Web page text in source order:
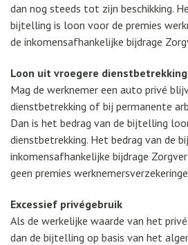
dan nog steeds tot zijn beschikking.
bijtelling is loon voor de premies
de inkomensafhankelijke bijdrage
Loon uit vroegere dienstbetrekking
Mag de werknemer een auto privé
dienstbetrekking of bij permanente
Dan is het bedrag van de bijtelling
dienstbetrekking. Het bedrag van de
inkomensafhankelijke bijdrage
geen premies
Excessief privégebruik
Als de werkelijke waarde van het
dan de bijtelling op basis van het